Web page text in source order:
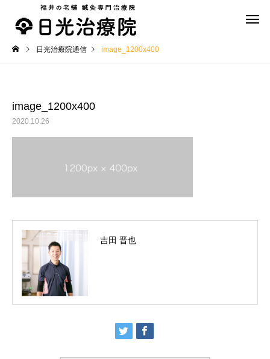
スポーツ鍼灸
【Slim(スリム）】
【Dome（ドーム）】
日光治療院通信 image_1200x400
image_1200x400
2020.10.26
吉田 晋也